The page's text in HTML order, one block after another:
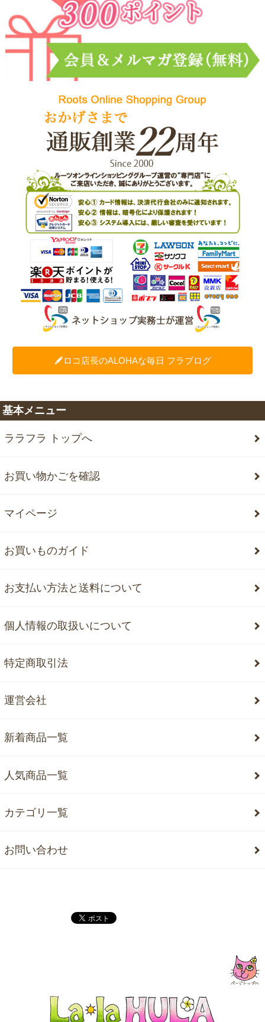
ロコ店長のALOHAな毎日 フラブログ
基本メニュー
ララフラ トップへ
お買い物かごを確認
マイページ
お買いものガイド
お支払い方法と送料について
個人情報の取扱いについて
特定商取引法
運営会社
新着商品一覧
人気商品一覧
カテゴリ一覧
お問い合わせ